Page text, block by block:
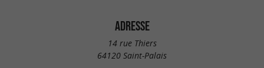
ADRESSE
14 rue Thiers
64120 Saint-Palais